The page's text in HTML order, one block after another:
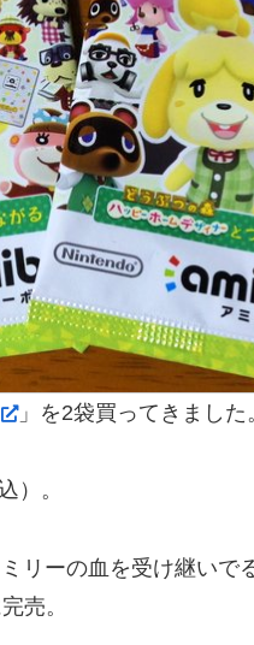
」を2袋買ってきました
）。
リーの血を受け継いで
売。